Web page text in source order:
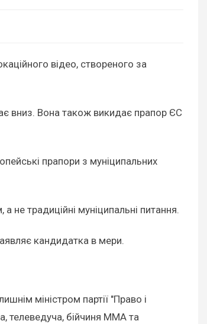
відео, створеного за
вниз. Вона також викидає прапор ЄС
прапори з муніципальних
не традиційні муніципальні питання.
кандидатка в мери.
міністром партії "Право і
телеведуча, бійчиня ММА та